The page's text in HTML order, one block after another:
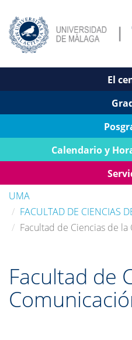
El
Calendario y
UMA
FACULTAD DE CIENCIAS
Facultad de Ciencias de la
Facultad de